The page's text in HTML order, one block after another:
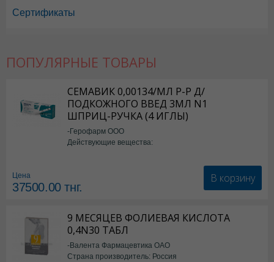
Сертификаты
ПОПУЛЯРНЫЕ ТОВАРЫ
СЕМАВИК 0,00134/МЛ Р-Р Д/
ПОДКОЖНОГО ВВЕД 3МЛ N1
ШПРИЦ-РУЧКА (4 ИГЛЫ)
-Герофарм ООО
Действующие вещества:
Цена
37500.00тнг.
В корзину
9 МЕСЯЦЕВ ФОЛИЕВАЯ КИСЛОТА
0,4N30 ТАБЛ
-Валента Фармацевтика ОАО
Страна производитель: Россия